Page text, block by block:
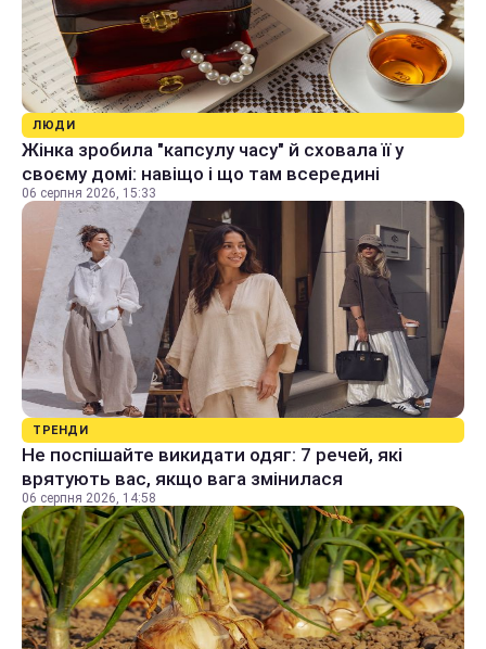
ЛЮДИ
Жінка зробила "капсулу часу" й сховала її у
своєму домі: навіщо і що там всередині
06 серпня 2026, 15:33
ТРЕНДИ
Не поспішайте викидати одяг: 7 речей, які
врятують вас, якщо вага змінилася
06 серпня 2026, 14:58